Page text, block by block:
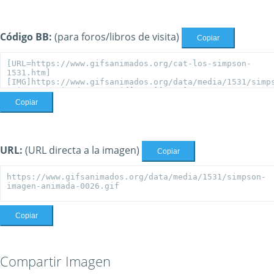
Código BB: (para foros/libros de visita) Copiar
Copiar
URL: (URL directa a la imagen) Copiar
Copiar
Compartir Imagen